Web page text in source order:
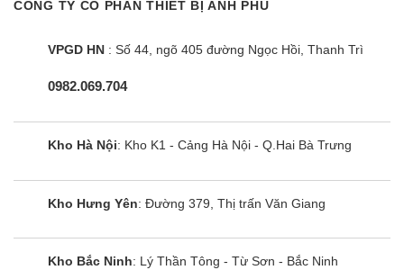
sấy
Cao x Sâu)
máy (kg)
máy giặt hấp
sấy 5 móc
595 x 1960 x 632 mm 106 kg
Được sản xuất khối lượng giặt 5,2 kg và 8,2 kg.
CÔNG TY CỔ PHẦN THIẾT BỊ ANH PHÚ
VPGD HN : Số 44, ngõ 405 đường Ngọc Hồi, Thanh Trì
0982.069.704
Kho Hà Nội: Kho K1 - Cảng Hà Nội - Q.Hai Bà Trưng
Kho Hưng Yên: Đường 379, Thị trấn Văn Giang
Kho Bắc Ninh: Lý Thần Tông - Từ Sơn - Bắc Ninh